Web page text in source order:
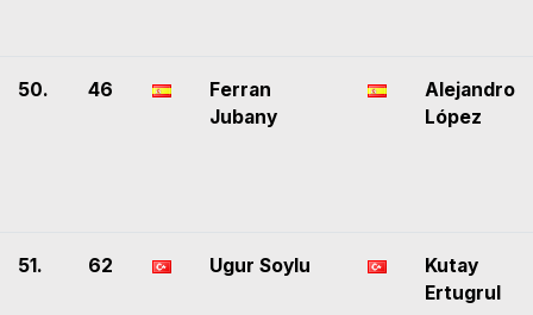
50. 46
Ferran
Jubany
Alejandro
López
51. 62 Ugur Soylu
Kutay
Ertugrul